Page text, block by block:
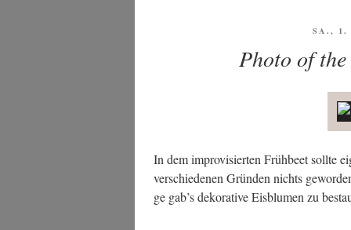
SA., 1.
Photo of
In dem impro­vi­sier­ten Früh­beet soll­te
ver­schie­de­nen Grün­den nichts
ge gab’s deko­ra­ti­ve Eis­blu­men zu